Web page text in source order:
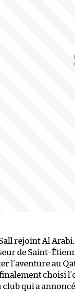
rejoint Al Arabi.
de Saint-
l’aventure au
choisi
club qui a